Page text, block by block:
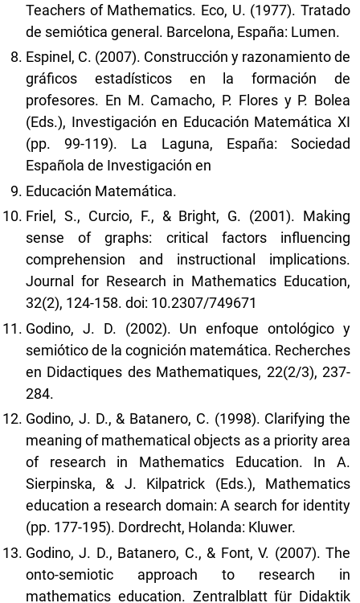
Teachers of Mathematics. Eco, U. (1977). Tratado
de semiótica general. Barcelona, España: Lumen.
Espinel, C. (2007). Construcción y razonamiento de
gráficos estadísticos en la formación de
profesores. En M. Camacho, P. Flores y P. Bolea
(Eds.), Investigación en Educación Matemática XI
(pp. 99-119). La Laguna, España: Sociedad
Española de Investigación en
Educación Matemática.
Friel, S., Curcio, F., & Bright, G. (2001). Making
sense of graphs: critical factors influencing
comprehension and instructional implications.
Journal for Research in Mathematics Education,
32(2), 124-158. doi: 10.2307/749671
Godino, J. D. (2002). Un enfoque ontológico y
semiótico de la cognición matemática. Recherches
en Didactiques des Mathematiques, 22(2/3), 237-
284.
Godino, J. D., & Batanero, C. (1998). Clarifying the
meaning of mathematical objects as a priority area
of research in Mathematics Education. In A.
Sierpinska, & J. Kilpatrick (Eds.), Mathematics
education a research domain: A search for identity
(pp. 177-195). Dordrecht, Holanda: Kluwer.
Godino, J. D., Batanero, C., & Font, V. (2007). The
onto-semiotic approach to research in
mathematics education. Zentralblatt für Didaktik